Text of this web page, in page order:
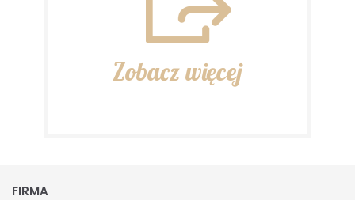
Zobacz więcej
FIRMA